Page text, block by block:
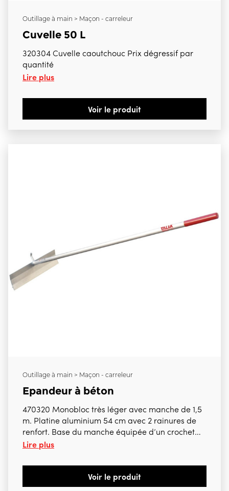
Outillage à main > Maçon - carreleur
Cuvelle 50 L
320304 Cuvelle caoutchouc Prix dégressif par
quantité
Lire plus
Voir le produit
Outillage à main > Maçon - carreleur
Epandeur à béton
470320 Monobloc très léger avec manche de 1,5
m. Platine aluminium 54 cm avec 2 rainures de
renfort. Base du manche équipée d’un crochet
pour treillis soudé. Poids : 1,35 kg
Lire plus
Voir le produit